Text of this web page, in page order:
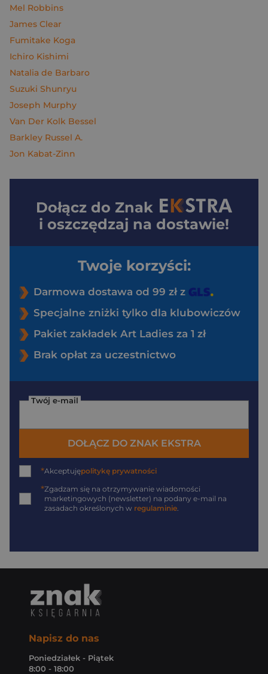
Mel Robbins
James Clear
Fumitake Koga
Ichiro Kishimi
Natalia de Barbaro
Suzuki Shunryu
Joseph Murphy
Van Der Kolk Bessel
Barkley Russel A.
Jon Kabat-Zinn
Dołącz do Znak
i oszczędzaj na dostawie!
Twoje korzyści:
Darmowa dostawa od 99 zł z
Specjalne zniżki tylko dla klubowiczów
Pakiet zakładek Art Ladies za 1 zł
Brak opłat za uczestnictwo
Twój e-mail
DOŁĄCZ DO ZNAK EKSTRA
*Akceptujępolitykę prywatności
*Zgadzam się na otrzymywanie wiadomości
marketingowych (newsletter) na podany e-mail na
zasadach określonych w regulaminie.
Napisz do nas
Poniedziałek - Piątek
8:00 - 18:00